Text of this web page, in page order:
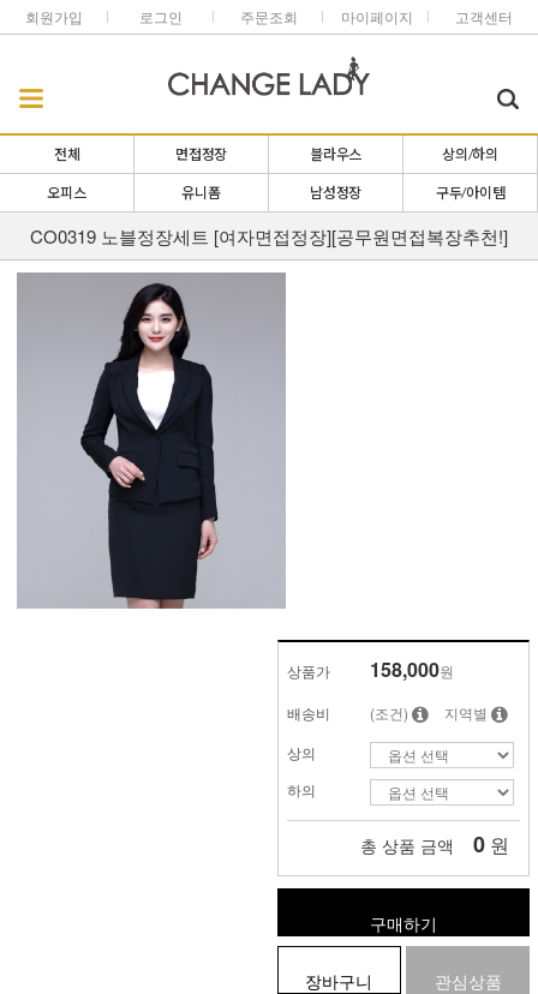
회원가입 로그인 주문조회 마이페이지 고객센터
전체 면접정장 블라우스 상의/하의
오피스 유니폼 남성정장 구두/아이템
CO0319 노블정장세트 [여자면접정장][공무원면접복장추천!]
상품가 158,000원
배송비 (조건)
지역별
상의
하의
총 상품 금액 0 원
구매하기
장바구니 관심상품